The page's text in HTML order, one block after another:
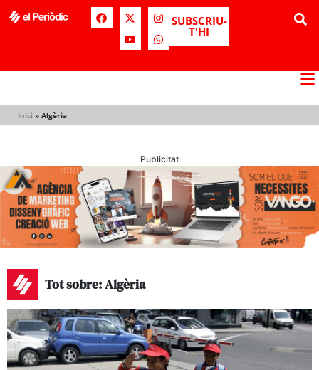
SUBSCRIU-
T'HI
Inici » Algèria
Publicitat
Tot sobre: Algèria